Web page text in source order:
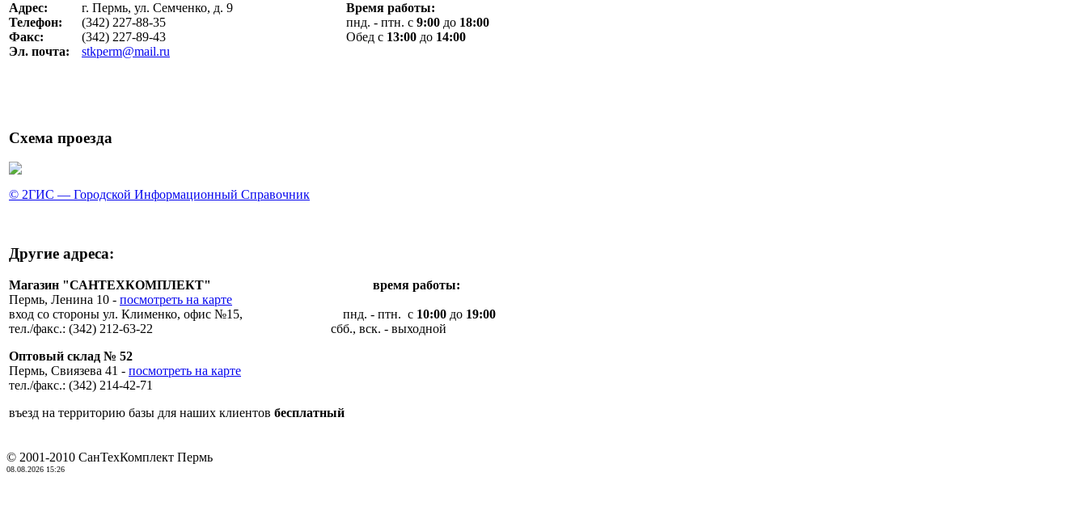
Адрес:
г. Пермь, ул. Семченко, д. 9
Время работы:
пнд. - птн. с 9:00 до 18:00
Обед с 13:00 до 14:00
Телефон:
(342) 227-88-35
Факс:
(342) 227-89-43
Эл. почта:
stkperm@mail.ru
Схема проезда
© 2ГИС — Городской Информационный Справочник
Другие адреса:
Магазин "САНТЕХКОМПЛЕКТ" время работы:
Пермь, Ленина 10 - посмотреть на карте
вход со стороны ул. Клименко, офис №15, пнд. - птн. с 10:00 до 19:00
тел./факс.: (342) 212-63-22 сбб., вск. - выходной
Оптовый склад № 52
Пермь, Свиязева 41 - посмотреть на карте
тел./факс.: (342) 214-42-71
въезд на территорию базы для наших клиентов бесплатный
© 2001-2010 СанТехКомплект Пермь
08.08.2026 15:26